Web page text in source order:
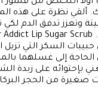
نظرة على هذه
وتعزز تدفق الدم
حبيبات السكر التي
بإحتوائه على زبدة
صغيرة من الحجر